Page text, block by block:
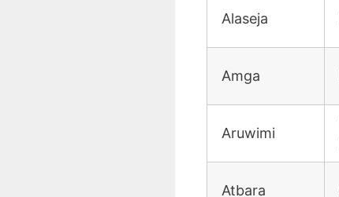
Alaseja
Amga
Aruwimi
Atbara